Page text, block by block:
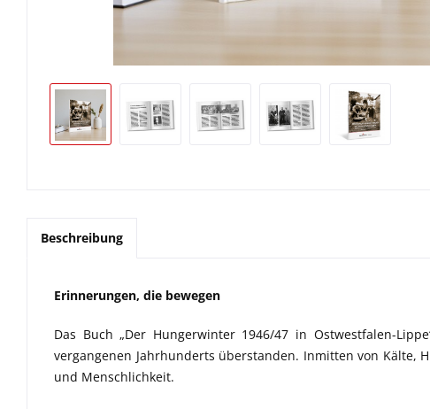
Beschreibung
Erinnerungen, die bewegen
Das Buch„Der Hungerwinter 1946/47 in Ostwestfalen-
vergangenen Jahrhunderts überstanden. Inmitten von Kälte,
und Menschlichkeit.